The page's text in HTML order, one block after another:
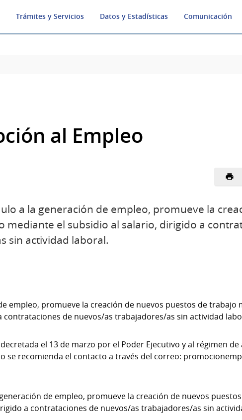
Trámites y Servicios Datos y Estadísticas Comunicación
al Empleo
a la generación de empleo, promueve la
mediante el subsidio al salario, dirigido a
sin actividad laboral.
empleo, promueve la creación de nuevos puestos de trabajo
contrataciones de nuevos/as trabajadores/as sin actividad
el 13 de marzo por el Poder Ejecutivo y al régimen
se recomienda el contacto a través del correo:
de empleo, promueve la creación de nuevos
a contrataciones de nuevos/as trabajadores/as sin